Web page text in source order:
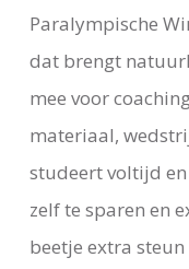
Paralympische
dat brengt
mee voor
materiaal,
studeert voltijd
zelf te sparen en
beetje extra